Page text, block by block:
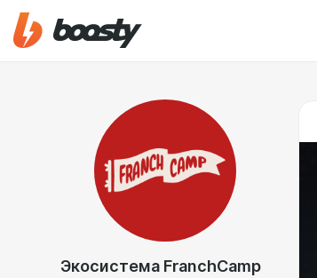
Экосистема FranchCamp